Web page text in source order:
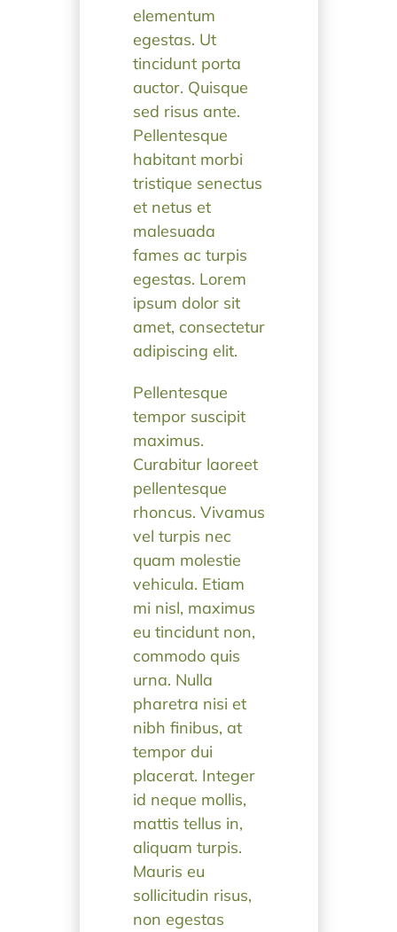
elementum
egestas. Ut
tincidunt porta
auctor. Quisque
sed risus ante.
Pellentesque
habitant morbi
tristique senectus
et netus et
malesuada
fames ac turpis
egestas. Lorem
ipsum dolor sit
amet, consectetur
adipiscing elit.
Pellentesque
tempor suscipit
maximus.
Curabitur laoreet
pellentesque
rhoncus. Vivamus
vel turpis nec
quam molestie
vehicula. Etiam
mi nisl, maximus
eu tincidunt non,
commodo quis
urna. Nulla
pharetra nisi et
nibh finibus, at
tempor dui
placerat. Integer
id neque mollis,
mattis tellus in,
aliquam turpis.
Mauris eu
sollicitudin risus,
non egestas